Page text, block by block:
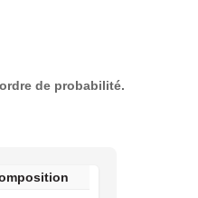
de probabilité.